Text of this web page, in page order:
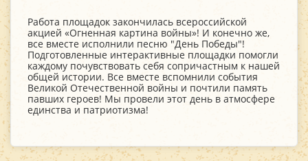
Работа площадок закончилась всероссийской
акцией «Огненная картина войны»! И конечно же,
все вместе исполнили песню "День Победы"!
Подготовленные интерактивные площадки помогли
каждому почувствовать себя сопричастным к нашей
общей истории. Все вместе вспомнили события
Великой Отечественной войны и почтили память
павших героев! Мы провели этот день в атмосфере
единства и патриотизма!